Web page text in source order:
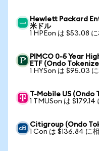
Hewlett Packard
米ドル
1 HPEon は $53.08 に
PIMCO 0-5 Year
ETF (Ondo
1 HYSon は $95.03
T-Mobile US (Ondo
1 TMUSon は $179.14
Citigroup (Ondo
1 Con は $136.84 に